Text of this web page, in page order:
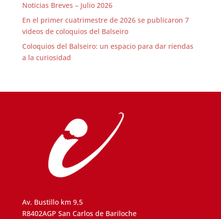
Noticias Breves – Julio 2026
En el primer cuatrimestre de 2026 se publicaron 7
videos de coloquios del Balseiro
Coloquios del Balseiro: un espacio para dar riendas
a la curiosidad
Av. Bustillo km 9,5
R8402AGP San Carlos de Bariloche